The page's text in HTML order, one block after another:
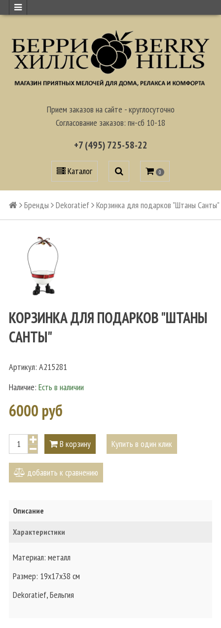
Прием заказов на сайте - круглосуточно
Согласование заказов: пн-сб 10-18
+7 (495) 725-58-22
Каталог 0
Бренды Dekoratief Корзинка для подарков "Штаны Санты"
КОРЗИНКА ДЛЯ ПОДАРКОВ "ШТАНЫ
САНТЫ"
Артикул: A215281
Наличие: Есть в наличии
6000 руб
В корзину Купить в один клик
добавить к сравнению
Описание
Характеристики
Материал: металл
Размер: 19х17х38 см
Dekoratief, Бельгия